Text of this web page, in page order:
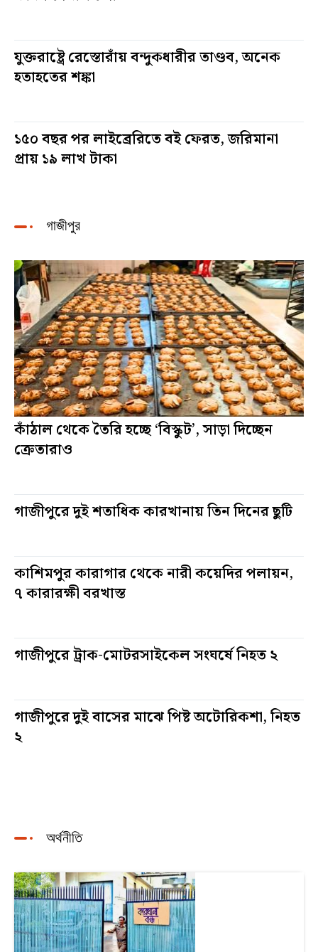
যুক্তরাষ্ট্রে রেস্তোরাঁয় বন্দুকধারীর তাণ্ডব, অনেক
হতাহতের শঙ্কা
১৫০ বছর পর লাইব্রেরিতে বই ফেরত, জরিমানা
প্রায় ১৯ লাখ টাকা
গাজীপুর
কাঁঠাল থেকে তৈরি হচ্ছে ‘বিস্কুট’, সাড়া দিচ্ছেন
ক্রেতারাও
গাজীপুরে দুই শতাধিক কারখানায় তিন দিনের ছুটি
কাশিমপুর কারাগার থেকে নারী কয়েদির পলায়ন,
৭ কারারক্ষী বরখাস্ত
গাজীপুরে ট্রাক-মোটরসাইকেল সংঘর্ষে নিহত ২
গাজীপুরে দুই বাসের মাঝে পিষ্ট অটোরিকশা, নিহত
২
অর্থনীতি